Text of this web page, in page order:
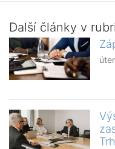
Další články v